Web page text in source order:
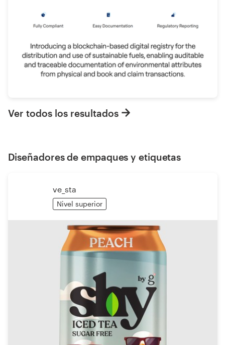
Ver todos los resultados
Diseñadores de empaques y etiquetas
ve_sta
Nivel superior